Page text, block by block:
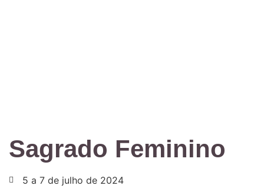
Sagrado Feminino
5 a 7 de julho de 2024